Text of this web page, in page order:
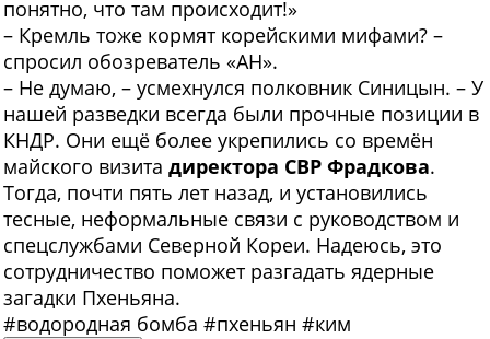
понятно, что там происходит!»
– Кремль тоже кормят корейскими мифами? –
спросил обозреватель «АН».
– Не думаю, – усмехнулся полковник Синицын. – У
нашей разведки всегда были прочные позиции в
КНДР. Они ещё более укрепились со времён
майского визита директора СВР Фрадкова.
Тогда, почти пять лет назад, и установились
тесные, неформальные связи с руководством и
спецслужбами Северной Кореи. Надеюсь, это
сотрудничество поможет разгадать ядерные
загадки Пхеньяна.
#водородная бомба #пхеньян #ким